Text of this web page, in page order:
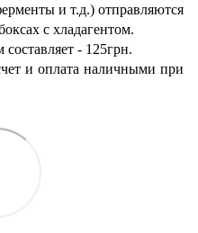
и т.д.) отправляются
с хладагентом.
- 125грн.
и оплата наличными при